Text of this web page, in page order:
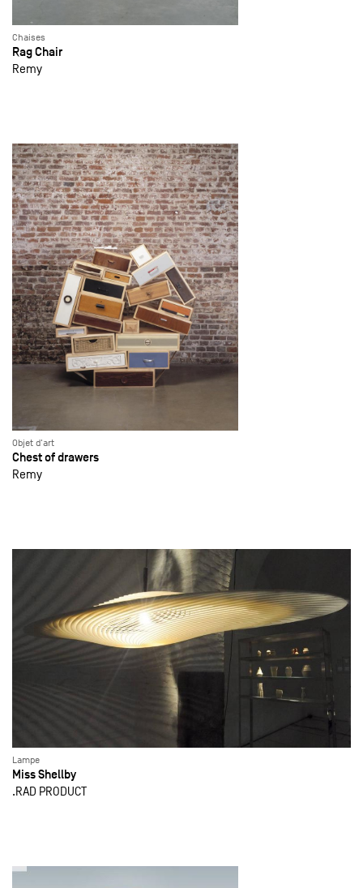
Chaises
Rag Chair
Remy
Objet d'art
Chest of drawers
Remy
Lampe
Miss Shellby
.RAD PRODUCT